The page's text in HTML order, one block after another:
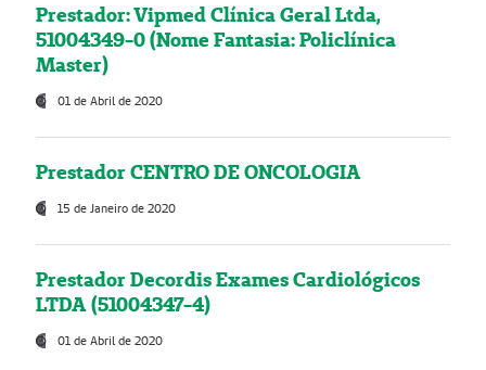
Prestador: Vipmed Clínica Geral Ltda,
51004349-0 (Nome Fantasia: Policlínica
Master)
01 de Abril de 2020
Prestador CENTRO DE ONCOLOGIA
15 de Janeiro de 2020
Prestador Decordis Exames Cardiológicos
LTDA (51004347-4)
01 de Abril de 2020